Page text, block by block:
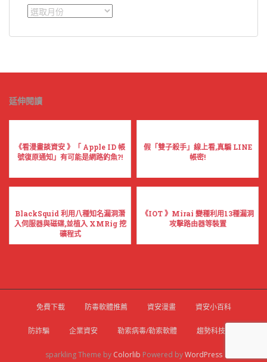
彙
延伸閱讀
《看漫畫談資安 》「 Apple ID 帳
號復原通知」有可能是網路釣魚?!
假「雙子殺手」線上看,真騙 LINE
帳密!
BlackSquid 利用八種知名漏洞潛
入伺服器與磁碟,並植入 XMRig 挖
礦程式
《IOT 》Mirai 變種利用13種漏洞
攻擊路由器等裝置
免費下載 防毒軟體推薦 資安漫畫 資安小百科
防詐騙 企業資安 勒索病毒/勒索軟體 趨勢科技官網
sparkling Theme by Colorlib Powered byWordPress